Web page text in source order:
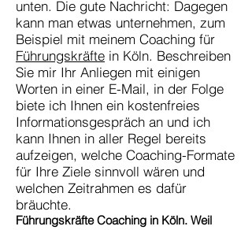
unten. Die gute Nachricht: Dagegen
kann man etwas unternehmen, zum
Beispiel mit meinem Coaching für
Führungskräfte in Köln. Beschreiben
Sie mir Ihr Anliegen mit einigen
Worten in einer E-Mail, in der Folge
biete ich Ihnen ein kostenfreies
Informationsgespräch an und ich
kann Ihnen in aller Regel bereits
aufzeigen, welche Coaching-Formate
für Ihre Ziele sinnvoll wären und
welchen Zeitrahmen es dafür
bräuchte.
Führungskräfte Coaching in Köln. Weil